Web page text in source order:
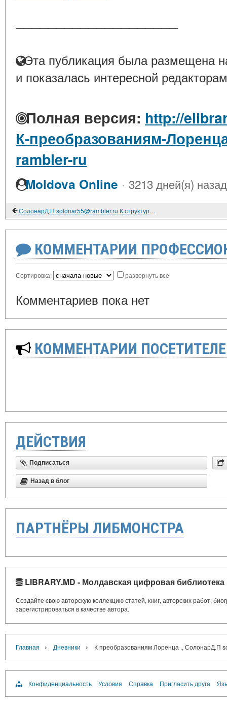
Эта публикация была размещена
и показалась интересной
Полная версия: http://
К-преобразованиям-
rambler-ru
Moldova Online · 3213 дней(я) назад
СолонарД.П solonar55@rambler.ru К структуре элементарных частиц
КОММЕНТАРИИ
Сортировка: развернуть все
Комментариев пока нет
КОММЕНТАРИИ
ДЕЙСТВИЯ
Подписаться
Назад в блог
ПАРТНЁРЫ ЛИБМОНСТРА
LIBRARY.MD - Молдавская цифровая библиотека
Создайте свою авторскую коллекцию статей, книг, авторских работ,
зарегистрироваться в качестве автора.
Главная › Дневники › К преобразованиям Лоренца ., СолонарД.П
Конфиденциальность Условия Справка Пригласить друга